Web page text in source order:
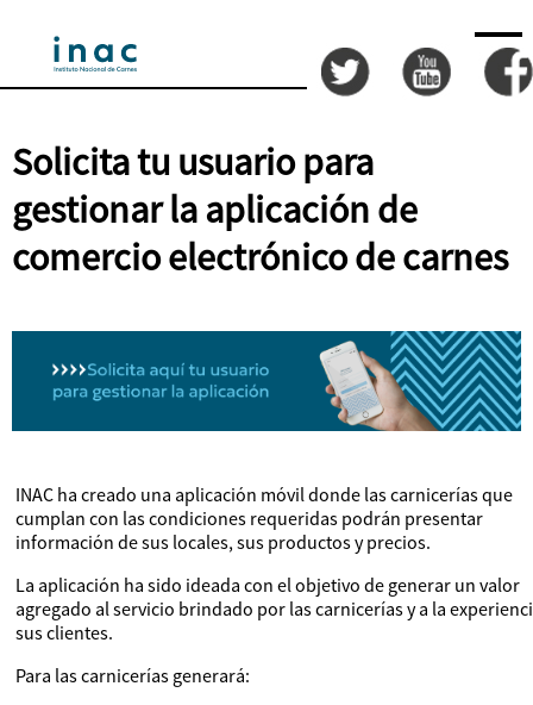
Solicita tu usuario para
gestionar la aplicación de
comercio electrónico de carnes
INAC ha creado una aplicación móvil donde las carnicerías que
cumplan con las condiciones requeridas podrán presentar
información de sus locales, sus productos y precios.
La aplicación ha sido ideada con el objetivo de generar un valor
agregado al servicio brindado por las carnicerías y a la
sus clientes.
Para las carnicerías generará: